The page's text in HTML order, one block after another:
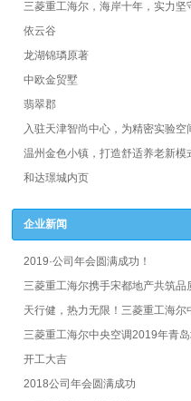
三菱重工海尔，海岸十年，实力坚
依云谷
龙湖锦璘原著
中欧金贸墅
翡翠郡
入驻天津智尚中心，为精密实验空
温州金色小镇，打造舒适养老新模
和达璟城内页
企业新闻
2019·公司年会圆满成功！
三菱重工海尔携手宋都地产共筑品
天行健，热力无限！三菱重工海尔
三菱重工海尔中央空调2019年青
开工大吉
2018公司年会圆满成功